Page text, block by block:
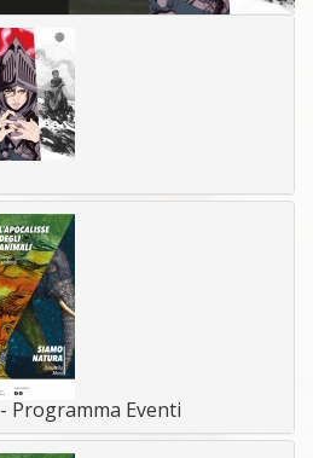
Programma Eventi